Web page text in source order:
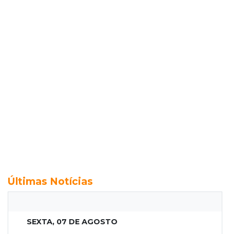
Últimas Notícias
SEXTA, 07 DE AGOSTO